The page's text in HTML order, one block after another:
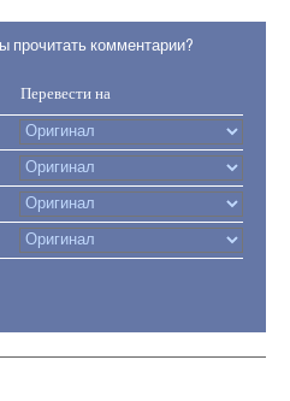
прочитать комментарии?
Перевести на